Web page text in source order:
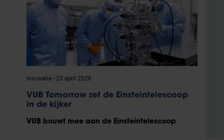
Innovatie 23 april 2026
VUB Tomorrow zet de Einsteintelescoop
in de kijker
VUB bouwt mee aan de Einsteintelescoop